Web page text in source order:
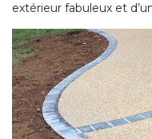
extérieur fabuleux et